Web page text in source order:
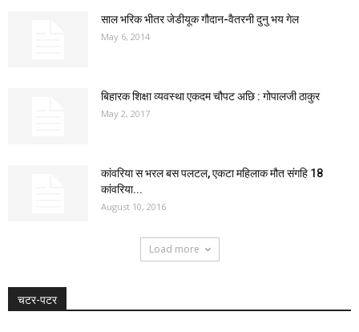
साल भरिक भीतर जेडीयूक गौदान-वैतरनी दुनु भय गेल
May 6, 2014
बिहारक शिक्षा व्यवस्था एकदम चौपट अछि : गोपालजी ठाकुर
May 2, 2017
कांवरिया स भरल बस पलटल, एकटा महिलाक मौत संगहि 18
कांवरिया...
August 10, 2016
Load more
चटर-पटर